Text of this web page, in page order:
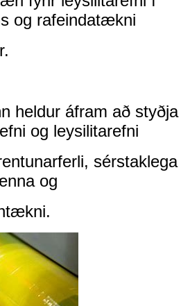
og rafeindatækni
heldur áfram að styðja
og leysilitarefni
sérstaklega
og
tækni.